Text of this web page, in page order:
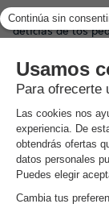
alta, una piscina
delicias de los
Si este es su
aproveche
del mundo.
Los
Platanes
Tanto si reserva